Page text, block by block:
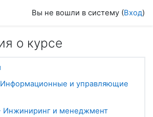
Вы не вошли в систему (Вход)
о курсе
и управляющие
Инжиниринг и менеджмент